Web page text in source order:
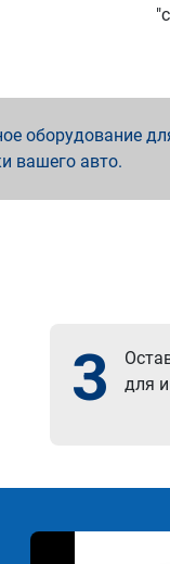
оборудование
вашего авто.
3
для